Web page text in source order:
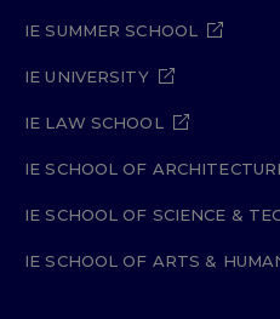
IE SUMMER SCHOOL
IE UNIVERSITY
IE LAW SCHOOL
IE SCHOOL OF
IE SCHOOL OF SCIENCE &
IE SCHOOL OF ARTS &